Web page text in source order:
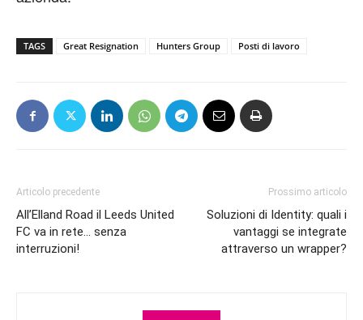
TAGS Great Resignation Hunters Group Posti di lavoro
Articolo precedente
All’Elland Road il Leeds United
FC va in rete… senza
interruzioni!
Prossimo articolo
Soluzioni di Identity: quali i
vantaggi se integrate
attraverso un wrapper?